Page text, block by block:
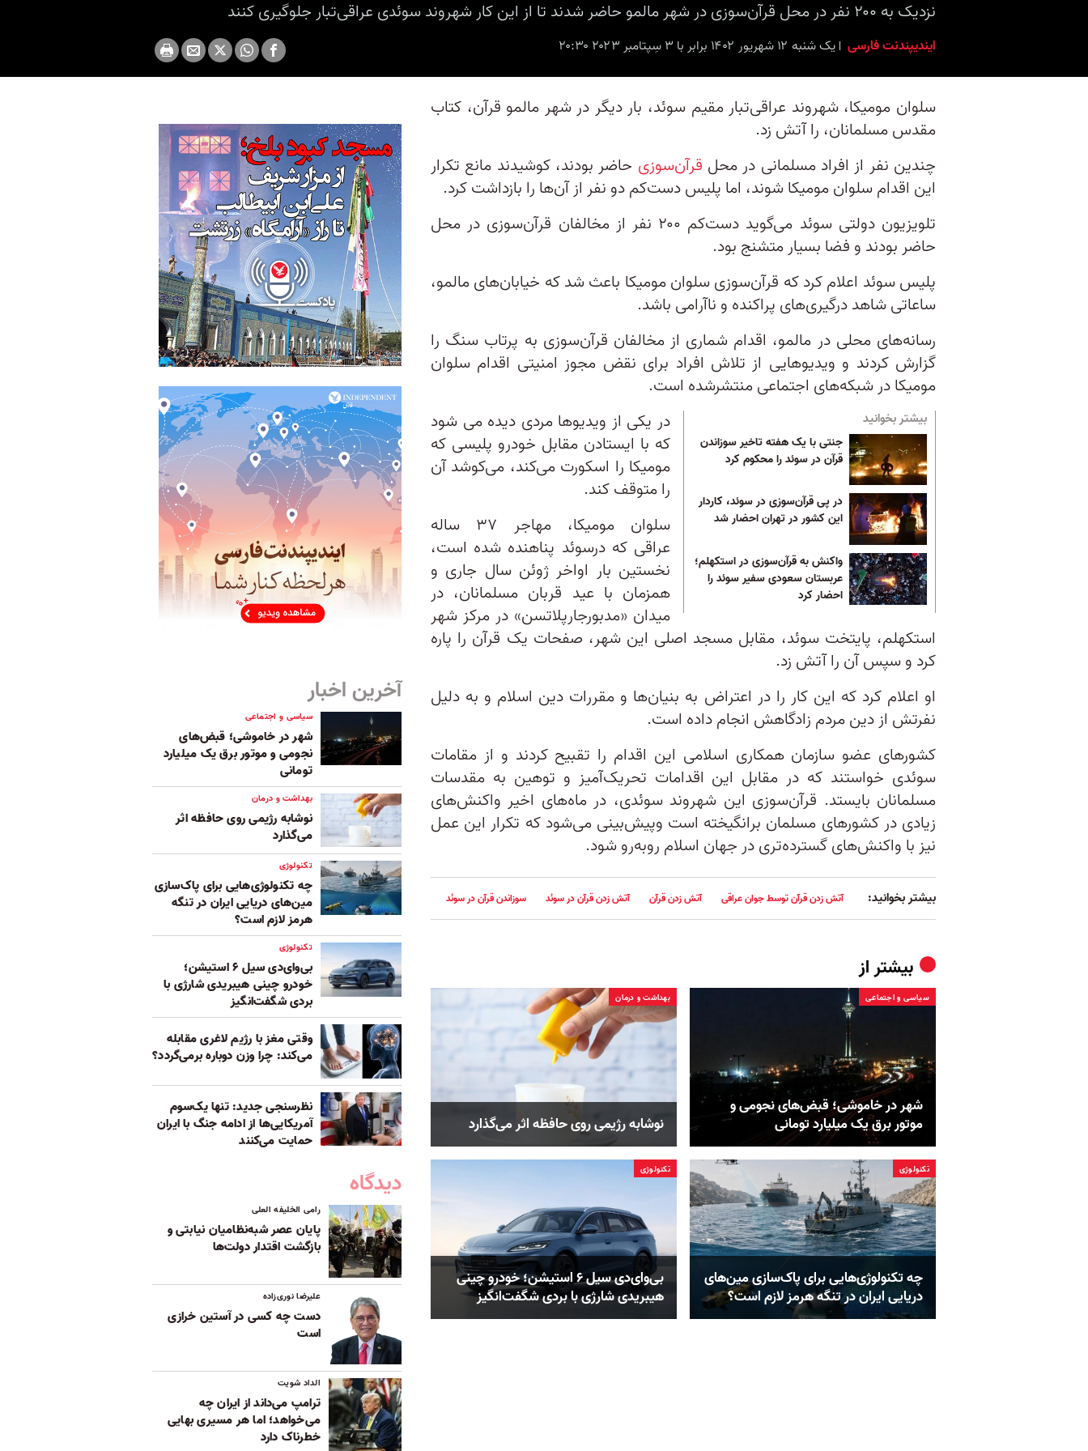
نزدیک به ۲۰۰ نفر در محل قرآن‌سوزی در شهر مالمو حاضر شدند تا از این کار شهروند سوئدی عراقی‌تبار جلوگیری کنند
ایندیپندنت فارسی یک شنبه ۱۲ شهریور ۱۴۰۲ برابر با ۳ سِپتامبر ۲۰۲۳ ۲۰:۳۰
سلوان مومیکا، شهروند عراقی‌تبار مقیم سوئد، بار دیگر در شهر مالمو قرآن، کتاب
مقدس مسلمانان، را آتش زد.
چندین نفر از افراد مسلمانی در محل قرآن‌سوزی حاضر بودند، کوشیدند مانع تکرار
این اقدام سلوان مومیکا شوند، اما پلیس دست‌کم دو نفر از آن‌ها را بازداشت‌ کرد.
تلویزیون دولتی سوئد می‌گوید دست‌کم ۲۰۰ نفر از مخالفان قرآن‌سوزی در محل
حاضر بودند و فضا بسیار متشنج بود.
پلیس سوئد اعلام‌ کرد که قرآن‌سوزی سلوان مومیکا باعث شد که خیابان‌های مالمو،
ساعاتی شاهد درگیری‌های پراکنده و ناآرامی باشد.
رسانه‌های محلی در مالمو، اقدام شماری از مخالفان قرآن‌سوزی به پرتاب سنگ را
گزارش کردند و ویدیوهایی از تلاش افراد برای نقض مجوز امنیتی اقدام سلوان
مومیکا در شبکه‌های اجتماعی منتشرشده است.
بیشتر بخوانید
جنتی با یک هفته تاخیر سوزاندن
قرآن در سوئد را محکوم کرد
در پی قرآن‌سوزی در سوئد، کاردار
این کشور در تهران احضار شد
واکنش به قرآن‌سوزی در استکهلم؛
عربستان سعودی سفیر سوئد را
احضار کرد
در یکی از ویدیوها مردی دیده می شود
که با ایستادن مقابل خودرو پلیسی که
مومیکا را اسکورت می‌کند، می‌کوشد آن
را متوقف کند.
سلوان مومیکا، مهاجر ۳۷ ساله
عراقی که درسوئد پناهنده شده است،
نخستین بار اواخر ژوئن سال جاری و
همزمان با عید قربان مسلمانان، در
میدان «مدبورجارپلاتسن» در مرکز شهر
استکهلم، پایتخت سوئد، مقابل مسجد اصلی این شهر، صفحات یک قرآن را پاره
کرد و سپس آن ‌را آتش زد.
او اعلام کرد که این کار را در اعتراض به بنیان‌ها و مقررات دین اسلام و به دلیل
نفرتش از دین مردم زادگاهش انجام داده است.
کشورهای عضو سازمان همکاری اسلامی این اقدام را تقبیح‌ کردند و از مقامات
سوئدی خواستند که در مقابل این اقدامات تحریک‌آمیز و توهین به مقدسات
مسلمانان بایستد. قرآن‌سوزی این شهروند سوئدی، در ماه‌های اخیر واکنش‌های
زیادی در کشورهای مسلمان برانگیخته است وپیش‌بینی می‌شود که تکرار این عمل
نیز با واکنش‌های گسترده‌تری در جهان اسلام روبه‌رو شود.
بیشتر بخوانید: آتش زدن قرآن توسط جوان عراقی آتش زدن قرآن آتش زدن قرآن در سوئد سوزاندن قرآن در سوئد
بیشتر از
سیاسی و اجتماعی
شهر در خاموشی؛ قبض‌های نجومی و
موتور برق یک میلیارد تومانی
بهداشت و درمان
نوشابه رژیمی روی حافظه اثر می‌گذارد
تکنولوژی
چه تکنولوژی‌هایی برای پاک‌سازی مین‌های
دریایی ایران در تنگه هرمز لازم است؟
تکنولوژی
بی‌وای‌دی سیل ۶ استیشن؛ خودرو چینی
هیبریدی شارژی با بردی شگفت‌انگیز
آخرین اخبار
سیاسی و اجتماعی
شهر در خاموشی؛ قبض‌های
نجومی و موتور برق یک میلیارد
تومانی
بهداشت و درمان
نوشابه رژیمی روی حافظه اثر
می‌گذارد
تکنولوژی
چه تکنولوژی‌هایی برای پاک‌سازی
مین‌های دریایی ایران در تنگه
هرمز لازم است؟
تکنولوژی
بی‌وای‌دی سیل ۶ استیشن؛
خودرو چینی هیبریدی شارژی با
بردی شگفت‌انگیز
وقتی مغز با رژیم لاغری مقابله
می‌کند: چرا وزن دوباره برمی‌گردد؟
نظرسنجی جدید: تنها یک‌سوم
آمریکایی‌ها از ادامه جنگ با ایران
حمایت می‌کنند
دیدگاه
رامی الخلیفه العلی
پایان عصر شبه‌نظامیان نیابتی و
بازگشت اقتدار دولت‌ها
علیرضا نوری‌زاده
دست چه کسی در آستین خرازی
است
الداد شویت
ترامپ می‌داند از ایران چه
می‌خواهد؛ اما هر مسیری بهایی
خطرناک دارد